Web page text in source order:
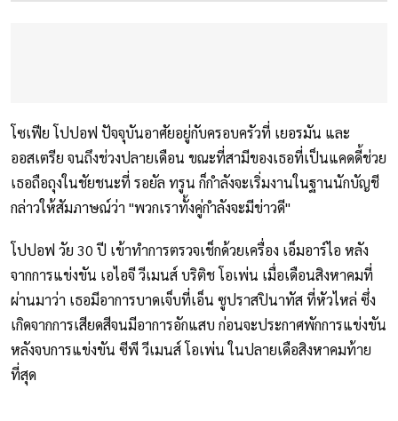
โซเฟีย โปปอฟ ปัจจุบันอาศัยอยู่กับครอบครัวที่ เยอรมัน และ
ออสเตรีย จนถึงช่วงปลายเดือน ขณะที่สามีของเธอที่เป็นแคดดี้ช่วย
เธอถือถุงในชัยชนะที่ รอยัล ทรูน ก็กำลังจะเริ่มงานในฐานนักบัญชี
กล่าวให้สัมภาษณ์ว่า "พวกเราทั้งคู่กำลังจะมีข่าวดี"
โปปอฟ วัย 30 ปี เข้าทำการตรวจเช็กด้วยเครื่อง เอ็มอาร์ไอ หลัง
จากการแข่งขัน เอไอจี วีเมนส์ บริติช โอเพ่น เมื่อเดือนสิงหาคมที่
ผ่านมาว่า เธอมีอาการบาดเจ็บที่เอ็น ซูปราสปินาทัส ที่หัวไหล่ ซึ่ง
เกิดจากการเสียดสีจนมีอาการอักแสบ ก่อนจะประกาศพักการแข่งขัน
หลังจบการแข่งขัน ซีพี วีเมนส์ โอเพ่น ในปลายเดือสิงหาคมท้าย
ที่สุด